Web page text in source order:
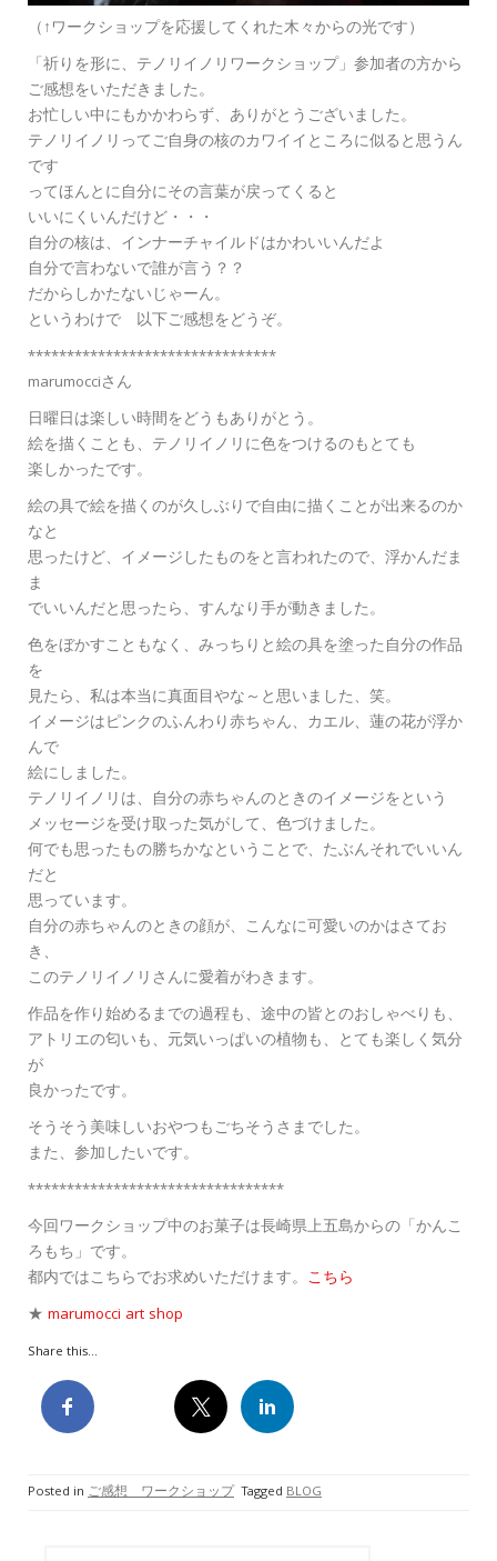
（↑ワークショップを応援してくれた木々からの光です）
「祈りを形に、テノリイノリワークショップ」参加者の方から
ご感想をいただきました。
お忙しい中にもかかわらず、ありがとうございました。
テノリイノリってご自身の核のカワイイところに似ると思うん
です
ってほんとに自分にその言葉が戻ってくると
いいにくいんだけど・・・
自分の核は、インナーチャイルドはかわいいんだよ
自分で言わないで誰が言う？？
だからしかたないじゃーん。
というわけで 以下ご感想をどうぞ。
********************************
marumocciさん
日曜日は楽しい時間をどうもありがとう。
絵を描くことも、テノリイノリに色をつけるのもとても
楽しかったです。
絵の具で絵を描くのが久しぶりで自由に描くことが出来るのか
なと
思ったけど、イメージしたものをと言われたので、浮かんだま
ま
でいいんだと思ったら、すんなり手が動きました。
色をぼかすこともなく、みっちりと絵の具を塗った自分の作品
を
見たら、私は本当に真面目やな～と思いました、笑。
イメージはピンクのふんわり赤ちゃん、カエル、蓮の花が浮か
んで
絵にしました。
テノリイノリは、自分の赤ちゃんのときのイメージをという
メッセージを受け取った気がして、色づけました。
何でも思ったもの勝ちかなということで、たぶんそれでいいん
だと
思っています。
自分の赤ちゃんのときの顔が、こんなに可愛いのかはさてお
き、
このテノリイノリさんに愛着がわきます。
作品を作り始めるまでの過程も、途中の皆とのおしゃべりも、
アトリエの匂いも、元気いっぱいの植物も、とても楽しく気分
が
良かったです。
そうそう美味しいおやつもごちそうさまでした。
また、参加したいです。
*********************************
今回ワークショップ中のお菓子は長崎県上五島からの「かんこ
ろもち」です。
都内ではこちらでお求めいただけます。 こちら
★ marumocci art shop
Share this...
Posted in ご感想 ワークショップ Tagged BLOG